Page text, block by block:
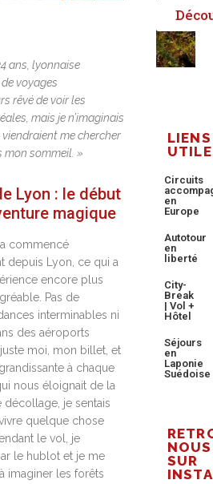
ans, lyonnaise
voyages
rêvé de voir les
mais je n’imaginais
viendraient me chercher
mon sommeil. »
Lyon : le début
magique
commencé
depuis Lyon, ce qui a
encore plus
Pas de
interminables ni
des aéroports
moi, mon billet, et
à chaque
nous éloignait de la
décollage, je sentais
quelque chose
le vol, je
le hublot et je me
imaginer les forêts
LIENS
Circuits
en
Europe
Autotour
en
liberté
City-
Break
| Vol +
Hôtel
Séjours
en
Laponie
Suédoise
NOUS
SUR